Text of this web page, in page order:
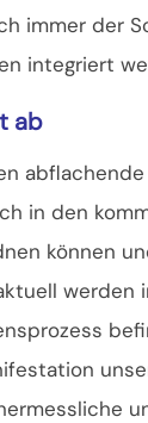
immer der
integriert
ab
in den
können